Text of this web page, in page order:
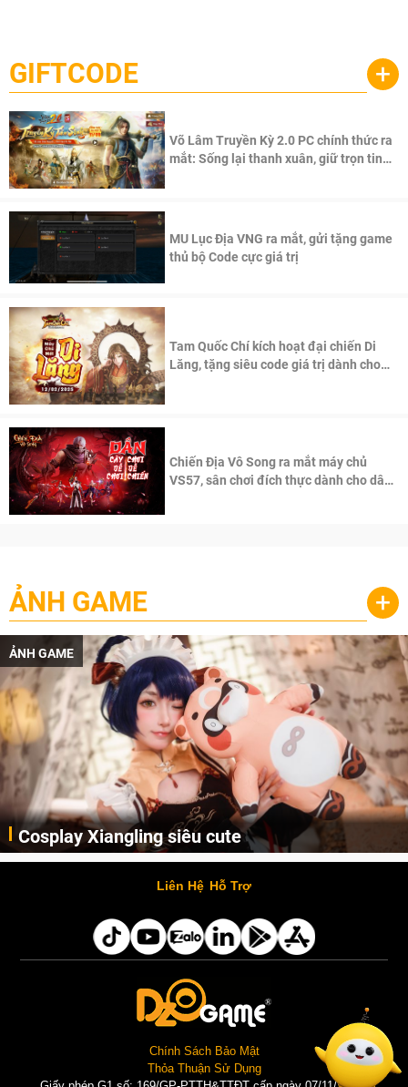
cầu, theo giấy phép chính thức từ công ty game Nhật Bản
Pocketpair, Inc.
GIFTCODE +
Võ Lâm Truyền Kỳ 2.0 PC chính thức ra
mắt: Sống lại thanh xuân, giữ trọn tinh
MU Lục Địa VNG ra mắt, gửi tặng game
thủ bộ Code cực giá trị
Tam Quốc Chí kích hoạt đại chiến Di
Lăng, tặng siêu code giá trị dành cho
Chiến Địa Vô Song ra mắt máy chủ
VS57, sân chơi đích thực dành cho dân
ẢNH GAME +
ẢNH GAME
Cosplay Xiangling siêu cute
Cùng thưởng thức những hình ảnh cosplay Xiangling trong Genshin Impact siêu dễ thương của người dùng Weibo "阿包也是兔娘"
Liên Hệ Hỗ Trợ
Chính Sách Bảo Mật
Thỏa Thuận Sử Dụng